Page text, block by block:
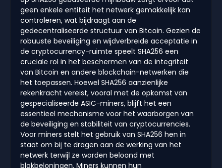
geen enkele entiteit het netwerk gemakkelijk kan
controleren, wat bijdraagt aan de
gedecentraliseerde structuur van Bitcoin. Gezien de
robuuste beveiliging en wijdverbreide acceptatie in
de cryptocurrency-ruimte speelt SHA256 een
cruciale rol in het beschermen van de integriteit
van Bitcoin en andere blockchain-netwerken die
het toepassen. Hoewel SHA256 aanzienlijke
rekenkracht vereist, vooral met de opkomst van
gespecialiseerde ASIC-miners, blijft het een
essentieel mechanisme voor het waarborgen van
de beveiliging en stabiliteit van cryptocurrencies.
Voor miners stelt het gebruik van SHA256 hen in
staat om bij te dragen aan de werking van het
netwerk terwijl ze worden beloond met
blokbeloningen. Miners kunnen hun